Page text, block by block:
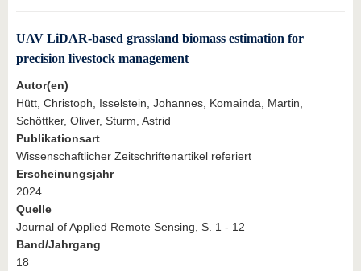
UAV LiDAR-based grassland biomass estimation for
precision livestock management
Autor(en)
Hütt, Christoph, Isselstein, Johannes, Komainda, Martin,
Schöttker, Oliver, Sturm, Astrid
Publikationsart
Wissenschaftlicher Zeitschriftenartikel referiert
Erscheinungsjahr
2024
Quelle
Journal of Applied Remote Sensing, S. 1 - 12
Band/Jahrgang
18